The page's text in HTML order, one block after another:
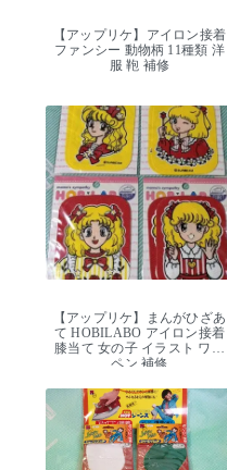
【アップリケ】アイロン接着
ファンシー 動物柄 11種類 洋
服 鞄 補修
【アップリケ】まんがひざあ
て HOBILABO アイロン接着
膝当て 女の子 イラスト ワッ
ペン 補修